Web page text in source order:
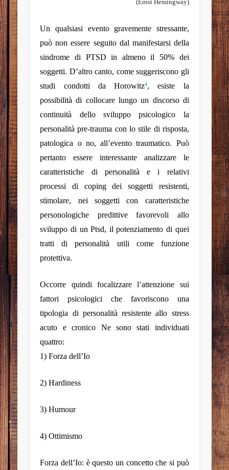
(Ernst Hemingway)
Un qualsiasi evento gravemente stressante,
puònon essere seguito dal manifestarsi della
sindrome di PTSD in almeno il 50% dei
soggetti. D’altro canto, come suggeriscono gli
studi condotti da Horowitz4, esiste la
possibilità di collocare lungo un discorso di
continuità dello sviluppo psicologico la
personalità pre-trauma con lo stile di risposta,
patologica o no, all’evento traumatico. Può
pertanto essere interessante analizzare le
caratteristiche di personalità e i relativi
processi di coping dei soggetti resistenti,
stimolare, nei soggetti con caratteristiche
personologiche predittive favorevoli allo
sviluppo di un Ptsd, il potenziamento di quei
tratti di personalità utili come funzione
protettiva.
Occorre quindi focalizzare l’attenzione sui
fattori psicologici che favoriscono una
tipologia di personalità resistente allo stress
acuto e cronico Ne sono stati individuati
quattro:
1) Forza dell’Io
2) Hardiness
3) Humour
4) Ottimismo
Forza dell’Io: è questo un concetto che si può